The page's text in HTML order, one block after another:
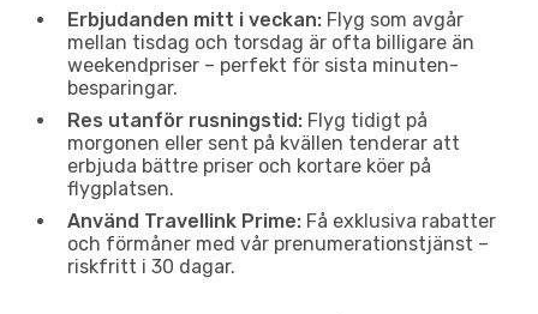
Erbjudanden mitt i veckan: Flyg som avgår
mellan tisdag och torsdag är ofta billigare än
weekendpriser – perfekt för sista minuten-
besparingar.
Res utanför rusningstid: Flyg tidigt på
morgonen eller sent på kvällen tenderar att
erbjuda bättre priser och kortare köer på
flygplatsen.
Använd Travellink Prime: Få exklusiva rabatter
och förmåner med vår prenumerationstjänst –
riskfritt i 30 dagar.